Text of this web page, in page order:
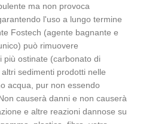
ma non provoca
l'uso a lungo termine
Fostech (agente bagnante e
può rimuovere
più ostinate (carbonato di
sedimenti prodotti nelle
acqua, pur non essendo
causerà danni e non causerà
e altre reazioni dannose su